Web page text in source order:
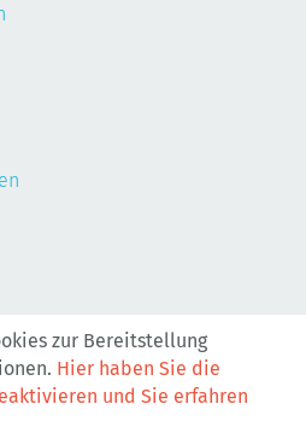
zur Bereitstellung
Hier haben Sie die
und Sie erfahren